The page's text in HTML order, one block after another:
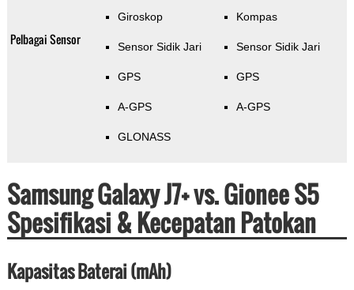
Pelbagai Sensor
Giroskop
Sensor Sidik Jari
GPS
A-GPS
GLONASS
Kompas
Sensor Sidik Jari
GPS
A-GPS
Samsung Galaxy J7+ vs. Gionee S5
Spesifikasi & Kecepatan Patokan
Kapasitas Baterai (mAh)